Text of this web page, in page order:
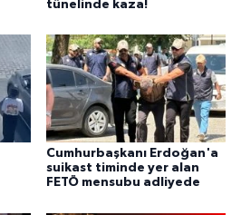
tünelinde kaza!
Cumhurbaşkanı Erdoğan'a
suikast timinde yer alan
FETÖ mensubu adliyede